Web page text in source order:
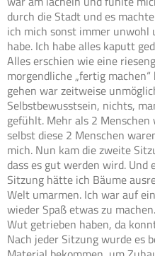
durch die Stadt und es
ich mich sonst immer
habe. Ich habe alles kaputt
Alles erschien wie eine
morgendliche „fertig
gehen war zeitweise
Selbstbewusstsein, nichts,
gefühlt. Mehr als 2
selbst diese 2 Menschen
mich. Nun kam die zweite
dass es gut werden wird. Und
Sitzung hätte ich Bäume
Welt umarmen. Ich war auf
wieder Spaß etwas zu
Wut getrieben haben, da
Nach jeder Sitzung wurde es